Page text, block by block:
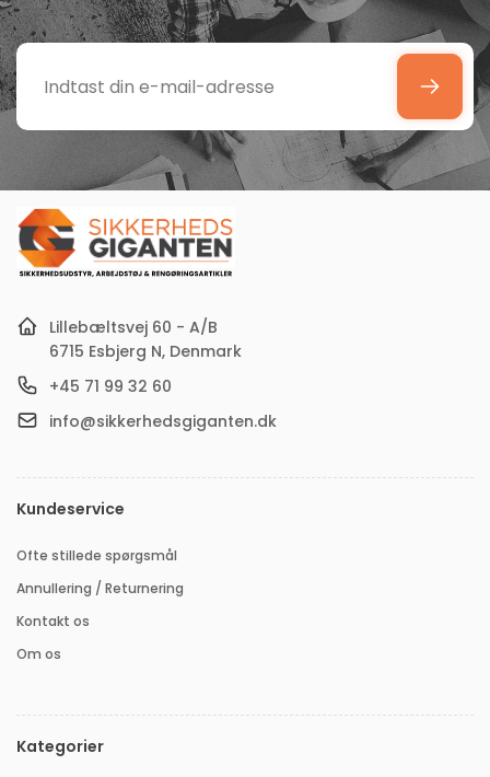
Indtast
e-
mail-
adresse
Lillebæltsvej 60 - A/B
6715 Esbjerg N, Denmark
+45 71 99 32 60
info@sikkerhedsgiganten.dk
Kundeservice
Ofte stillede spørgsmål
Annullering / Returnering
Kontakt os
Om os
Kategorier